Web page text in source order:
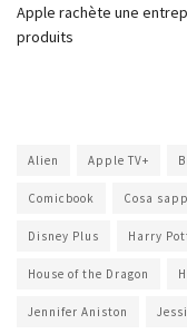
Apple rachète une
produits
Alien Apple TV+
Comicbook Cosa
Disney Plus Harry
House of the Dragon
Jennifer Aniston